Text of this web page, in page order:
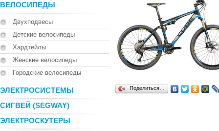
ВЕЛОСИПЕДЫ
Двухподвесы
Детские велосипеды
Хардтейлы
Женские велосипеды
Городские велосипеды
ЭЛЕКТРОСИСТЕМЫ
СИГВЕЙ (SEGWAY)
ЭЛЕКТРОСКУТЕРЫ
Поделиться…